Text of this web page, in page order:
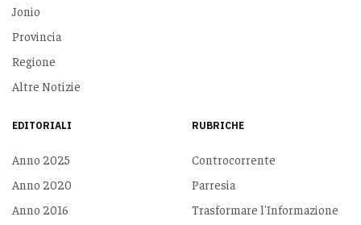
Jonio
Provincia
Regione
Altre Notizie
EDITORIALI
Anno 2025
Anno 2020
Anno 2016
RUBRICHE
Controcorrente
Parresia
Trasformare l'Informazione